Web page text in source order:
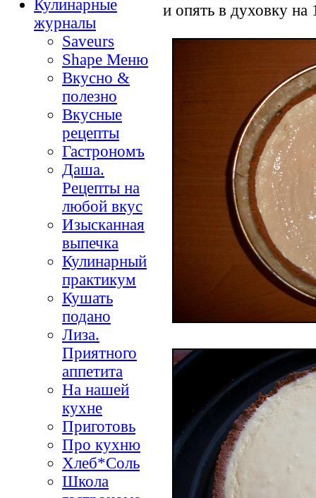
Кулинарные
журналы
Saveurs
Shape Меню
Вкусно &
полезно
Вкусные
рецепты
Гастрономъ
Даша.
Рецепты на
любой вкус
Изысканная
выпечка
Кулинарный
практикум
Кушать
подано
Лиза.
Приятного
аппетита
На нашей
кухне
Приготовь
Про кухню
Хлеб*Соль
Школа
и опять в духовку на